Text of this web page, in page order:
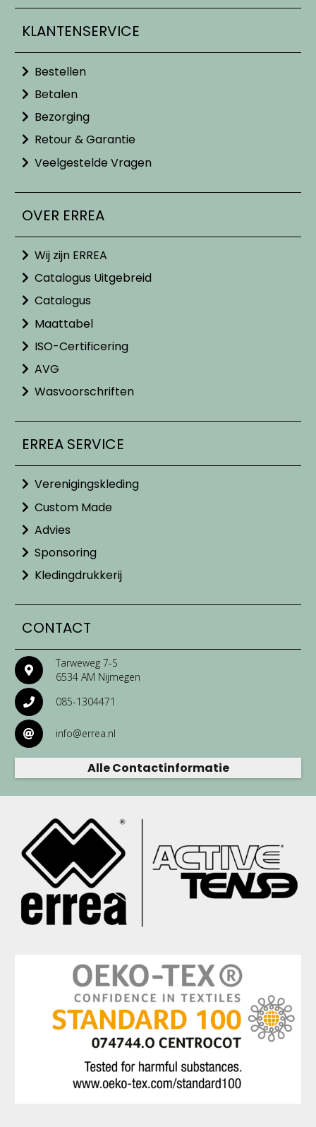
KLANTENSERVICE
Bestellen
Betalen
Bezorging
Retour & Garantie
Veelgestelde Vragen
OVER ERREA
Wij zijn ERREA
Catalogus Uitgebreid
Catalogus
Maattabel
ISO-Certificering
AVG
Wasvoorschriften
ERREA SERVICE
Verenigingskleding
Custom Made
Advies
Sponsoring
Kledingdrukkerij
CONTACT
Tarweweg 7-S
6534 AM Nijmegen
085-1304471
info@errea.nl
Alle Contactinformatie